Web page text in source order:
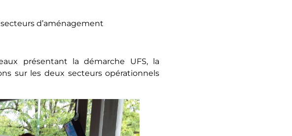
secteurs d’aménagement
présentant la démarche UFS, la
sur les deux secteurs opérationnels